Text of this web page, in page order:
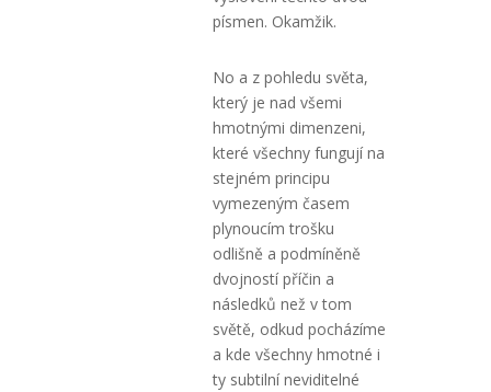
písmen. Okamžik.
No a z pohledu světa,
který je nad všemi
hmotnými dimenzeni,
které všechny fungují na
stejném principu
vymezeným časem
plynoucím trošku
odlišně a podmíněně
dvojností příčin a
následků než v tom
světě, odkud pocházíme
a kde všechny hmotné i
ty subtilní neviditelné